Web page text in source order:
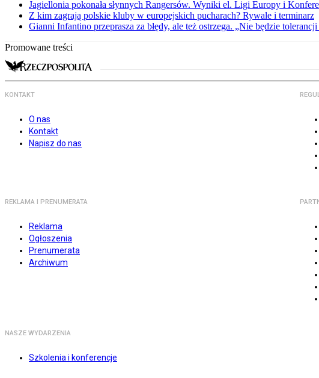
Jagiellonia pokonała słynnych Rangersów. Wyniki el. Ligi Europy i
Z kim zagrają polskie kluby w europejskich pucharach? Rywale i terminarz
Gianni Infantino przeprasza za błędy, ale też ostrzega. „Nie będzie
Promowane treści
KONTAKT
O nas
Kontakt
Napisz do nas
REKLAMA I PRENUMERATA
Reklama
Ogłoszenia
Prenumerata
Archiwum
NASZE WYDARZENIA
Szkolenia i konferencje